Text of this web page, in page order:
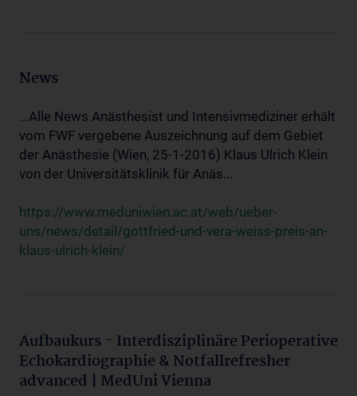
News
...Alle News Anästhesist und Intensivmediziner erhält
vom FWF vergebene Auszeichnung auf dem Gebiet
der Anästhesie (Wien, 25-1-2016) Klaus Ulrich Klein
von der Universitätsklinik für Anäs...
https://www.meduniwien.ac.at/web/ueber-
uns/news/detail/gottfried-und-vera-weiss-preis-an-
klaus-ulrich-klein/
Aufbaukurs - Interdisziplinäre Perioperative
Echokardiographie & Notfallrefresher
advanced | MedUni Vienna